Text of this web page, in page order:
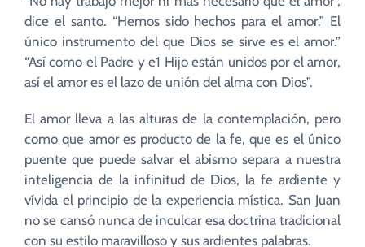
dice el santo. “Hemos sido hechos para el amor.” El
único instrumento del que Dios se sirve es el amor.”
“Así como el Padre y e1 Hijo están unidos por el amor,
así el amor es el lazo de unión del alma con Dios”.
El amor lleva a las alturas de la contemplación, pero
como que amor es producto de la fe, que es el único
puente que puede salvar el abismo separa a nuestra
inteligencia de la infinitud de Dios, la fe ardiente y
vívida el principio de la experiencia mística. San Juan
no se cansó nunca de inculcar esa doctrina tradicional
con su estilo maravilloso y sus ardientes palabras.